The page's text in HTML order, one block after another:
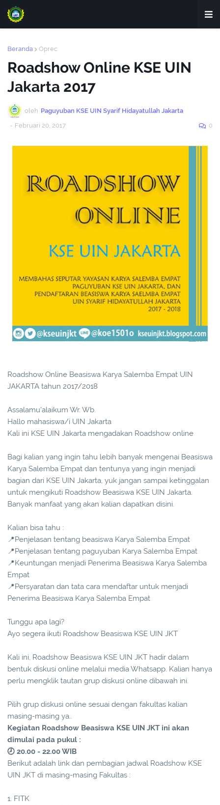
Beranda Oprec
Roadshow Online KSE UIN
Jakarta 2017
oleh Paguyuban KSE UIN Syarif Hidayatullah Jakarta
- Februari 20, 2017 0
Roadshow Online Beasiswa Karya Salemba Empat UIN
JAKARTA tahun 2017/2018
Assalamu'alaikum Wr. Wb.
Hallo mahasiswa/i UIN Jakarta
Kali ini KSE UIN Jakarta mengadakan Roadshow online
Bagi kalian yang ingin tahu lebih banyak mengenai Beasiswa
Karya Salemba Empat dan tentunya yang ingin menjadi
bagian dari KSE UIN Jakarta, yuk jangan sampai ketinggalan
untuk mengikuti Roadshow Beasiswa KSE UIN Jakarta.
Banyak manfaat yang akan kalian dapatkan disini.
Kalian bisa tahu :
📍Penjelasan tentang beasiswa Karya Salemba Empat
📍Penjelasan tentang paguyuban Karya Salemba Empat
📍Keuntungan menjadi Penerima Beasiswa Karya Salemba
Empat
📍Persyaratan dan tata cara mendaftar untuk menjadi
Penerima Beasiswa Karya Salemba Empat
Tunggu apa lagi?
Ayo segera ikuti Roadshow Beasiswa KSE UIN JKT
Kali ini, Roadshow Beasiswa KSE UIN JKT hadir dalam
bentuk diskusi online melalui media Whatsapp. Kalian hanya
perlu mengklik tautan grup diskusi online dibawah ini.
Pilih grup diskusi online sesuai dengan fakultas kalian
masing-masing ya..
Kegiatan Roadshow Beasiswa KSE UIN JKT ini akan
dimulai pada pukul :
🕗 20.00 - 22.00 WIB
Berikut adalah link dan pembagian jadwal Roadshow KSE
UIN JKT di masing-masing Fakultas :
1. FITK